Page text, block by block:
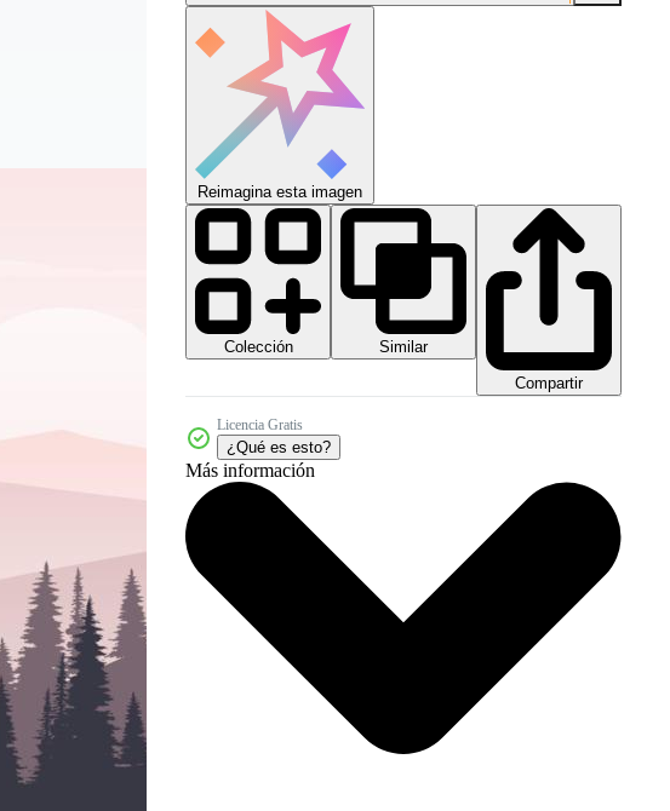
Reimagina esta imagen
Colección
Similar
Compartir
Licencia Gratis
¿Qué es esto?
Más información